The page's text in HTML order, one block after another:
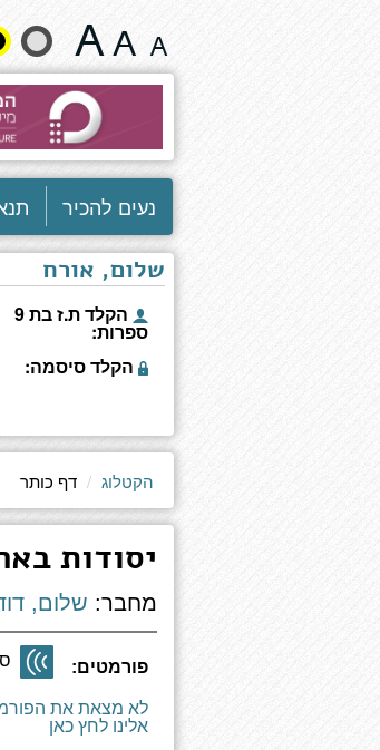
בארגון
ומינהל
-
קובץ
מקורות
בעברית
שנה
גודל
וצבעים:
נעים להכיר
שלום, אורח
הקלד ת.ז בת 9
ספרות:
הקלד סיסמה:
הקטלוג דף כותר
יסודות
מחבר: שלום,
פורמטים:
לא מצאת את
אלינו לחץ כאן